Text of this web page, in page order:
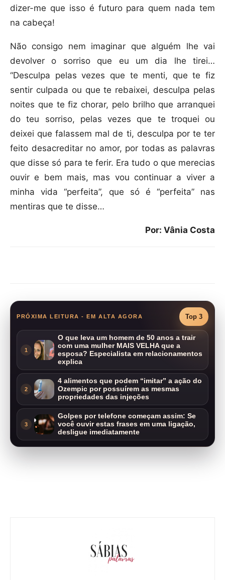
dizer-me que isso é futuro para quem nada tem
na cabeça!
Não consigo nem imaginar que alguém lhe vai
devolver o sorriso que eu um dia lhe tirei…
“Desculpa pelas vezes que te menti, que te fiz
sentir culpada ou que te rebaixei, desculpa pelas
noites que te fiz chorar, pelo brilho que arranquei
do teu sorriso, pelas vezes que te troquei ou
deixei que falassem mal de ti, desculpa por te ter
feito desacreditar no amor, por todas as palavras
que disse só para te ferir. Era tudo o que merecias
ouvir e bem mais, mas vou continuar a viver a
minha vida “perfeita”, que só é “perfeita” nas
mentiras que te disse…
Por: Vânia Costa
PRÓXIMA LEITURA - EM ALTA AGORA Top 3
1
O que leva um homem de 50 anos a trair
com uma mulher MAIS VELHA que a
esposa? Especialista em relacionamentos
explica
2
4 alimentos que podem “imitar” a ação do
Ozempic por possuírem as mesmas
propriedades das injeções
3
Golpes por telefone começam assim: Se
você ouvir estas frases em uma ligação,
desligue imediatamente